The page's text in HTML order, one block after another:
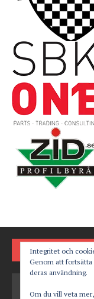
FÖLJ OSS PÅ
Integritet och
Genom att fortsätta
deras användning.
Om du vill veta